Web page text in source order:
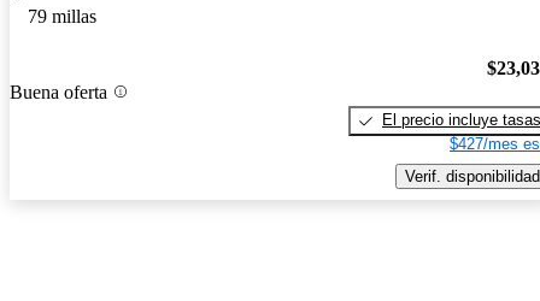
79 millas
Buena oferta
El precio incluye tasas
$427/mes
Verif. disponibilidad